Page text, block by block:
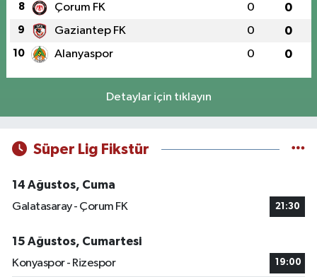
8 Çorum FK 0 0
9 Gaziantep FK 0 0
10 Alanyaspor 0 0
Detaylar için tıklayın
Süper Lig Fikstür
14 Ağustos, Cuma
Galatasaray - Çorum FK
21:30
15 Ağustos, Cumartesi
Konyaspor - Rizespor
19:00